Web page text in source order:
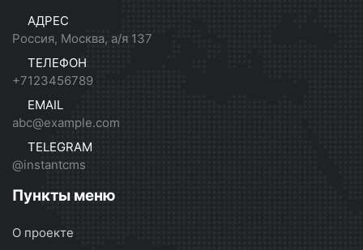
АДРЕС
Россия, Москва, а/я 137
ТЕЛЕФОН
+7123456789
EMAIL
abc@example.com
TELEGRAM
@instantcms
Пункты меню
О проекте